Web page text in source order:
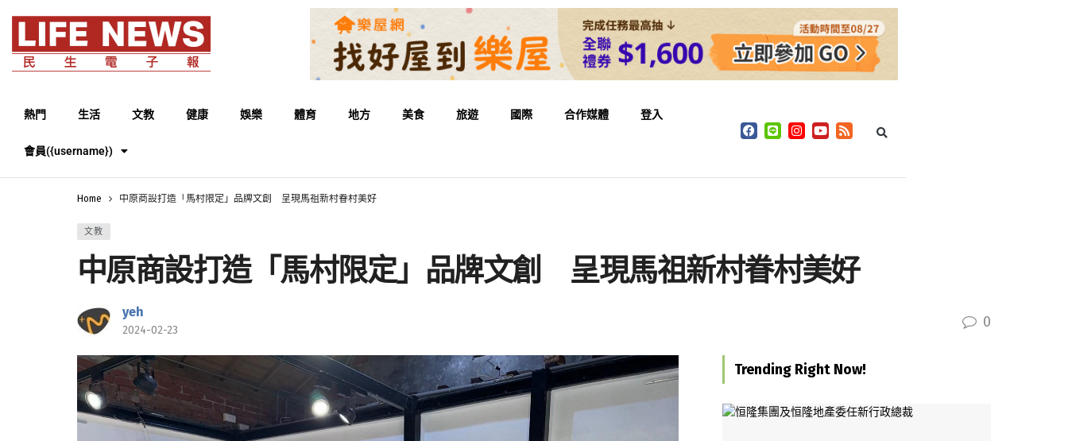
熱門 生活 文教 健康 娛樂 體育 地方 美食 旅遊 國際 合作媒體 登入
會員({username})
Home 中原商設打造「馬村限定」品牌文創 呈現馬祖新村眷村美好
文教
中原商設打造「馬村限定」品牌文創 呈現馬祖新村眷村美好
yeh
2024-02-23 0
Trending Right Now!